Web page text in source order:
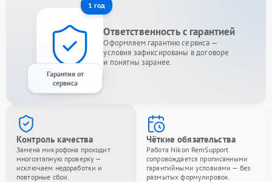
1 год
Гарантия от
сервиса
Ответственность с гарантией
Оформляем гарантию сервиса —
условия зафиксированы в договоре
и понятны заранее.
Контроль качества
Замена микрофона проходит
многоэтапную проверку —
исключаем недоработки и
повторные сбои.
Чёткие обязательства
Работа Nikon RemSupport
сопровождается прописанными
гарантийными условиями — без
размытых формулировок.